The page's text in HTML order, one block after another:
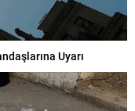
Uyarı